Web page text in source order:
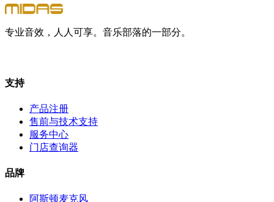
专业音效，人人可享。音乐部落的一部分。
支持
产品注册
售前与技术支持
服务中心
门店查询器
品牌
阿斯顿麦克风